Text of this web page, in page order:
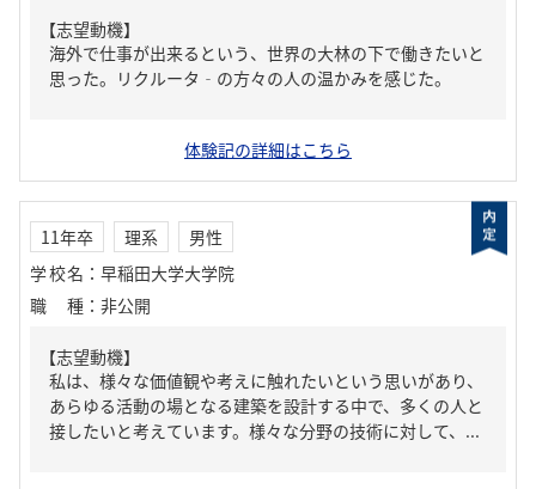
【志望動機】
海外で仕事が出来るという、世界の大林の下で働きたいと
思った。リクルータ‐の方々の人の温かみを感じた。
体験記の詳細はこちら
11年卒 理系
男性
学校名 ： 早稲田大学大学院
職種 ： 非公開
【志望動機】
私は、様々な価値観や考えに触れたいという思いがあり、
あらゆる活動の場となる建築を設計する中で、多くの人と
接したいと考えています。様々な分野の技術に対して、...